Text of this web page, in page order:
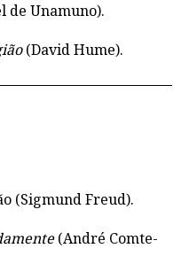
de Unamuno).
(David Hume).
(Sigmund Freud).
(André Comte-